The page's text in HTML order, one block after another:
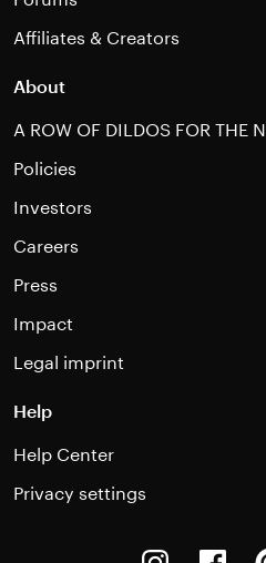
Affiliates & Creators
About
A ROW OF DILDOS FOR THE
Policies
Investors
Careers
Press
Impact
Legal imprint
Help
Help Center
Privacy settings
Instagram